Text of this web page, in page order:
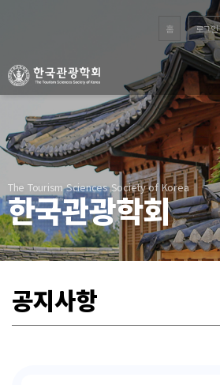
홈 로그인
The Tourism Sciences Society of Korea
한국관광학회
공지사항